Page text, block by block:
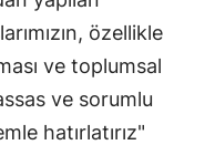
özellikle
ve toplumsal
ve sorumlu
hatırlatırız"